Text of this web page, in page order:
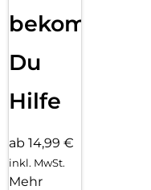
bekommst
Du
Hilfe
ab 14,99 €
inkl. MwSt.
Mehr